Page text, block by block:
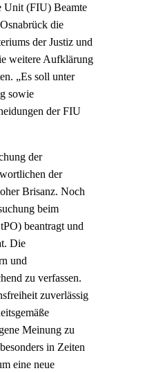
Unit (FIU) Beamte
die
der Justiz und
weitere Aufklärung
„Es soll unter
sowie
der FIU
der
der
Brisanz. Noch
beim
beantragt und
Die
und
zu verfassen.
zuverlässig
Meinung zu
in Zeiten
eine neue